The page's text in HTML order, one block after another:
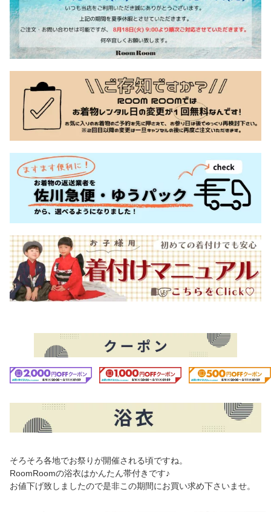
そろそろ各地でお祭りが開催される頃ですね。
RoomRoomの浴衣はかんたん帯付きです♪
お値下げ致しましたので是非この期間にお買い求め下さいませ。